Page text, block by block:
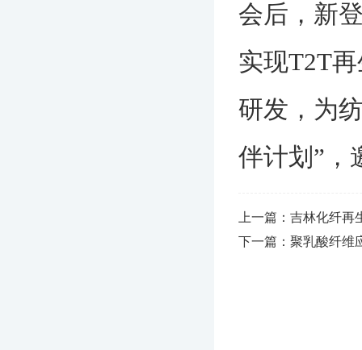
会后，新
实现T2T
研发，为
伴计划”，
上一篇：吉林化纤
下一篇：聚乳酸纤维